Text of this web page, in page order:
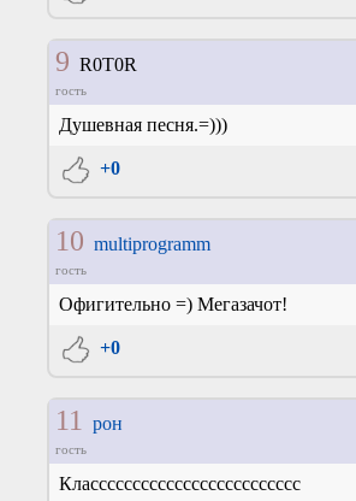
9 R0T0R
гость
Душевная песня.=)))
+0
10 multiprogramm
гость
Офигительно =) Мегазачот!
+0
11 рон
гость
Классссссссссссссссссссссссс